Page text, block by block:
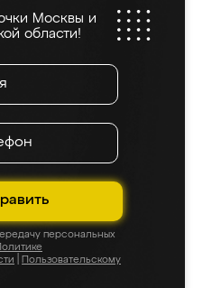
Москвы и
области!
персональных
Пользовательскому